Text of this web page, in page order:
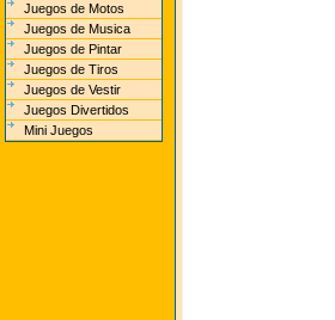
Juegos de Motos
Juegos de Musica
Juegos de Pintar
Juegos de Tiros
Juegos de Vestir
Juegos Divertidos
Mini Juegos